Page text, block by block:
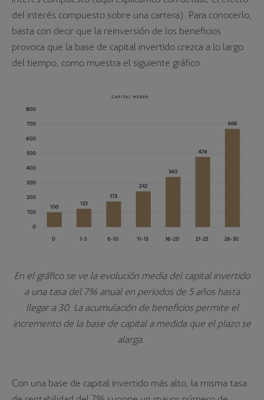
del interés compuesto sobre una cartera). Para conocerlo,
basta con decir que la reinversión de los beneficios
provoca que la base de capital invertido crezca a lo largo
del tiempo, como muestra el siguiente gráfico.
En el gráfico se ve la evolución media del capital invertido
a una tasa del 7% anual en periodos de 5 años hasta
llegar a 30. La acumulación de beneficios permite el
incremento de la base de capital a medida que el plazo se
alarga.
Con una base de capital invertido más alto, la misma tasa